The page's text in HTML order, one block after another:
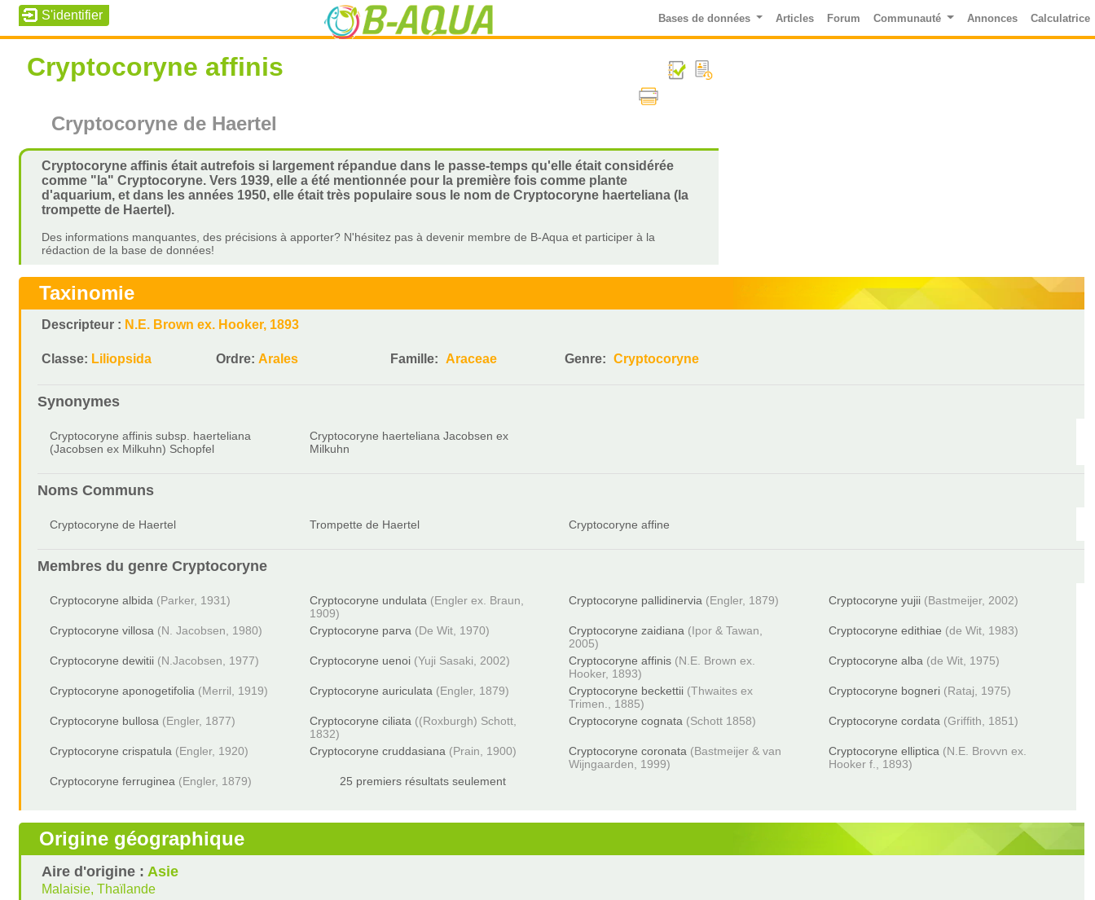
Bases de données Articles Forum Communauté Annonces Calculatrice
Cryptocoryne affinis
Cryptocoryne de Haertel
Cryptocoryne affinis était autrefois si largement répandue dans le passe-temps qu'elle était considérée
comme "la" Cryptocoryne. Vers 1939, elle a été mentionnée pour la première fois comme plante
d'aquarium, et dans les années 1950, elle était très populaire sous le nom de Cryptocoryne haerteliana (la
trompette de Haertel).
Des informations manquantes, des précisions à apporter? N'hésitez pas à devenir membre de B-Aqua et participer à la
rédaction de la base de données!
Taxinomie
Descripteur : N.E. Brown ex. Hooker, 1893
Classe: Liliopsida Ordre:Arales Famille: Araceae Genre: Cryptocoryne
Synonymes
Cryptocoryne affinis subsp. haerteliana
(Jacobsen ex Milkuhn) Schopfel
Cryptocoryne haerteliana Jacobsen ex
Milkuhn
Noms Communs
Cryptocoryne de Haertel Trompette de Haertel Cryptocoryne affine
Membres du genreCryptocoryne
Cryptocoryne albida (Parker, 1931) Cryptocoryne undulata (Engler ex. Braun,
1909)
Cryptocoryne pallidinervia (Engler, 1879) Cryptocoryne yujii (Bastmeijer, 2002)
Cryptocoryne villosa (N. Jacobsen, 1980) Cryptocoryne parva (De Wit, 1970) Cryptocoryne zaidiana (Ipor & Tawan,
2005)
Cryptocoryne edithiae (de Wit, 1983)
Cryptocoryne dewitii (N.Jacobsen, 1977) Cryptocoryne uenoi (Yuji Sasaki, 2002) Cryptocoryne affinis (N.E. Brown ex.
Hooker, 1893)
Cryptocoryne alba (de Wit, 1975)
Cryptocoryne aponogetifolia (Merril, 1919) Cryptocoryne auriculata (Engler, 1879) Cryptocoryne beckettii (Thwaites ex
Trimen., 1885)
Cryptocoryne bogneri (Rataj, 1975)
Cryptocoryne bullosa (Engler, 1877) Cryptocoryne ciliata ((Roxburgh) Schott,
1832)
Cryptocoryne cognata (Schott 1858) Cryptocoryne cordata (Griffith, 1851)
Cryptocoryne crispatula (Engler, 1920) Cryptocoryne cruddasiana (Prain, 1900) Cryptocoryne coronata (Bastmeijer & van
Wijngaarden, 1999)
Cryptocoryne elliptica (N.E. Brovvn ex.
Hooker f., 1893)
Cryptocoryne ferruginea (Engler, 1879) 25 premiers résultats seulement
Origine géographique
Aire d'origine :Asie
Malaisie, Thaïlande